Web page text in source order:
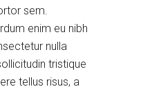
sem.
enim eu nibh
nulla
tristique
tellus risus, a